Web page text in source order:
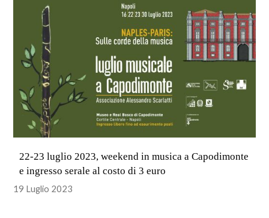
22-23 luglio 2023, weekend in musica a Capodimonte
e ingresso serale al costo di 3 euro
19 Luglio 2023